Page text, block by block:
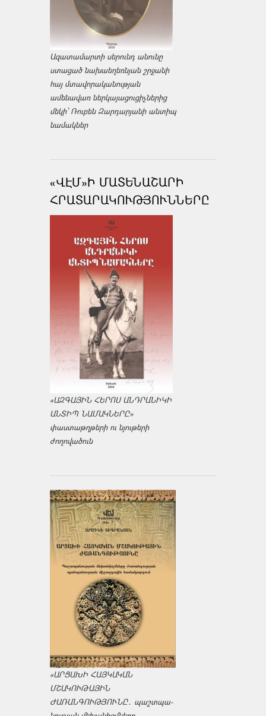
Ազատամարտի սերունդ անունը
ստացած նախաեղեռնյան շրջանի
հայ մտավորականության
ամենավառ ներկայացուցիչներից
մեկի՝ Ռուբեն Զարդարյանի անտիպ
նամակներ
«ՎԷՄ»Ի ՄԱՏԵՆԱՇԱՐԻ
ՀՐԱՏԱՐԱԿՈՒԹՅՈՒՆՆԵՐԸ
«ԱԶԳԱՅԻՆ ՀԵՐՈՍ ԱՆԴՐԱՆԻԿԻ
ԱՆՏԻՊ ՆԱՄԱԿՆԵՐԸ»
փաստաթղթերի ու նյութերի
ժողովածուն
«ԱՐՑԱԽԻ ՀԱՅԿԱԿԱՆ
ՄՇԱԿՈՒԹԱՅԻՆ
ԺԱՌԱՆԳՈՒԹՅՈՒՆԸ․ պաշտպա­